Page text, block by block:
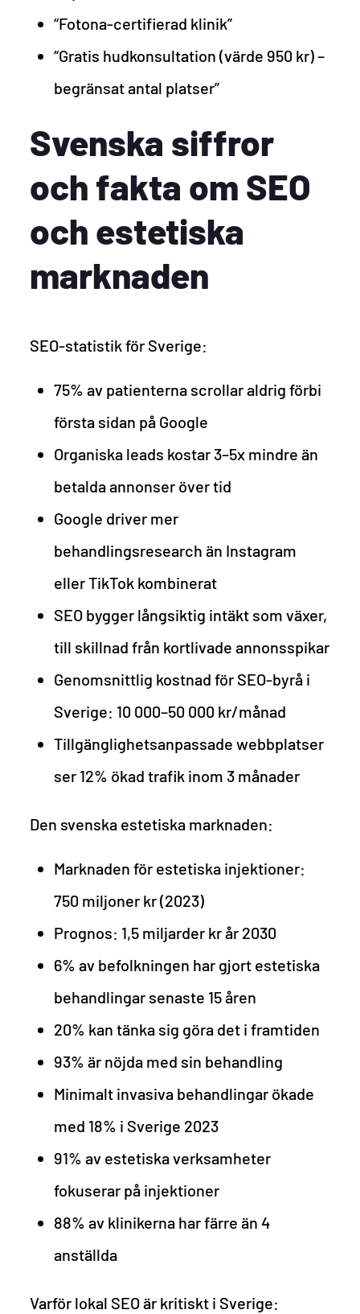
“Fotona-certifierad klinik”
“Gratis hudkonsultation (värde 950 kr) –
begränsat antal platser”
Svenska siffror
och fakta om SEO
och estetiska
marknaden
SEO-statistik för Sverige:
75% av patienterna scrollar aldrig förbi
första sidan på Google
Organiska leads kostar 3–5x mindre än
betalda annonser över tid
Google driver mer
behandlingsresearch än Instagram
eller TikTok kombinerat
SEO bygger långsiktig intäkt som växer,
till skillnad från kortlivade annonsspikar
Genomsnittlig kostnad för SEO-byrå i
Sverige: 10 000–50 000 kr/månad
Tillgänglighetsanpassade webbplatser
ser 12% ökad trafik inom 3 månader
Den svenska estetiska marknaden:
Marknaden för estetiska injektioner:
750 miljoner kr (2023)
Prognos: 1,5 miljarder kr år 2030
6% av befolkningen har gjort estetiska
behandlingar senaste 15 åren
20% kan tänka sig göra det i framtiden
93% är nöjda med sin behandling
Minimalt invasiva behandlingar ökade
med 18% i Sverige 2023
91% av estetiska verksamheter
fokuserar på injektioner
88% av klinikerna har färre än 4
anställda
Varför lokal SEO är kritiskt i Sverige: